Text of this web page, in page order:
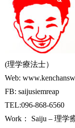
(理学療法士）
Web:
FB: saijusiemreap
TEL:096-868-6560
Work： Saiju – 理学